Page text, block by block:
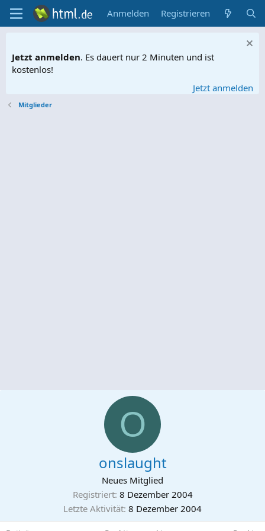
Anmelden Registrieren
Jetzt anmelden. Es dauert nur 2 Minuten und ist
kostenlos!
Jetzt anmelden
Mitglieder
O
onslaught
Neues Mitglied
Registriert 8 Dezember 2004
Letzte Aktivität 8 Dezember 2004